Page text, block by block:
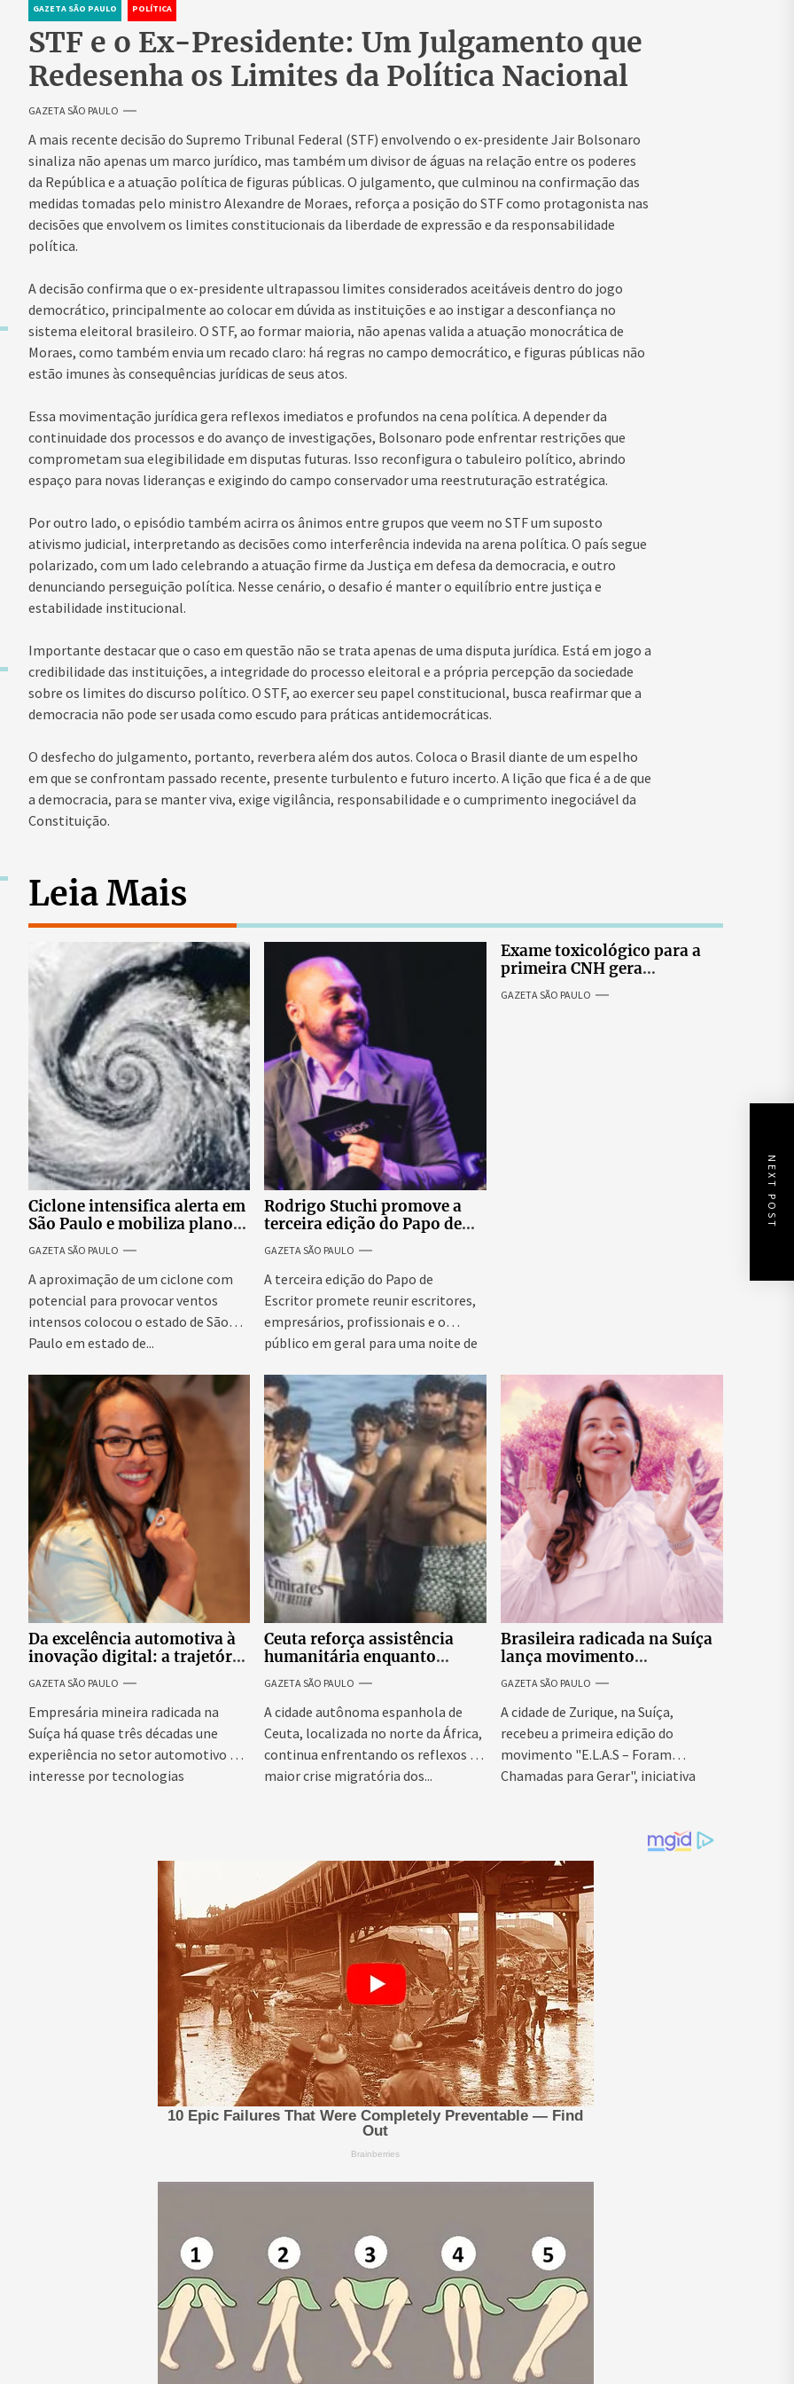
GAZETA SÃO PAULO POLÍTICA
STF e o Ex-Presidente: Um Julgamento que
Redesenha os Limites da Política Nacional
GAZETA SÃO PAULO
A mais recente decisão do Supremo Tribunal Federal (STF) envolvendo o ex-presidente Jair Bolsonaro
sinaliza não apenas um marco jurídico, mas também um divisor de águas na relação entre os poderes
da República e a atuação política de figuras públicas. O julgamento, que culminou na confirmação das
medidas tomadas pelo ministro Alexandre de Moraes, reforça a posição do STF como protagonista nas
decisões que envolvem os limites constitucionais da liberdade de expressão e da responsabilidade
política.
A decisão confirma que o ex-presidente ultrapassou limites considerados aceitáveis dentro do jogo
democrático, principalmente ao colocar em dúvida as instituições e ao instigar a desconfiança no
sistema eleitoral brasileiro. O STF, ao formar maioria, não apenas valida a atuação monocrática de
Moraes, como também envia um recado claro: há regras no campo democrático, e figuras públicas não
estão imunes às consequências jurídicas de seus atos.
Essa movimentação jurídica gera reflexos imediatos e profundos na cena política. A depender da
continuidade dos processos e do avanço de investigações, Bolsonaro pode enfrentar restrições que
comprometam sua elegibilidade em disputas futuras. Isso reconfigura o tabuleiro político, abrindo
espaço para novas lideranças e exigindo do campo conservador uma reestruturação estratégica.
Por outro lado, o episódio também acirra os ânimos entre grupos que veem no STF um suposto
ativismo judicial, interpretando as decisões como interferência indevida na arena política. O país segue
polarizado, com um lado celebrando a atuação firme da Justiça em defesa da democracia, e outro
denunciando perseguição política. Nesse cenário, o desafio é manter o equilíbrio entre justiça e
estabilidade institucional.
Importante destacar que o caso em questão não se trata apenas de uma disputa jurídica. Está em jogo a
credibilidade das instituições, a integridade do processo eleitoral e a própria percepção da sociedade
sobre os limites do discurso político. O STF, ao exercer seu papel constitucional, busca reafirmar que a
democracia não pode ser usada como escudo para práticas antidemocráticas.
O desfecho do julgamento, portanto, reverbera além dos autos. Coloca o Brasil diante de um espelho
em que se confrontam passado recente, presente turbulento e futuro incerto. A lição que fica é a de que
a democracia, para se manter viva, exige vigilância, responsabilidade e o cumprimento inegociável da
Constituição.
NEXT POST
Leia Mais
Ciclone intensifica alerta em
São Paulo e mobiliza plano
emergencial para evitar
impactos no fornecimento
de energia
GAZETA SÃO PAULO
A aproximação de um ciclone com
potencial para provocar ventos
intensos colocou o estado de São
Paulo em estado de...
Rodrigo Stuchi promove a
terceira edição do Papo de
Escritor, podcast ao vivo que
reúne especialistas para
discutir saúde mental e
prosperidade.
GAZETA SÃO PAULO
A terceira edição do Papo de
Escritor promete reunir escritores,
empresários, profissionais e o
público em geral para uma noite de
Exame toxicológico para a
primeira CNH gera
denúncias de cortes
excessivos de cabelo e
GAZETA SÃO PAULO
Da excelência automotiva à
inovação digital: a trajetória
internacional da empresária
Adriene Silva
GAZETA SÃO PAULO
Empresária mineira radicada na
Suíça há quase três décadas une
experiência no setor automotivo e
interesse por tecnologias
Ceuta reforça assistência
humanitária enquanto
Espanha busca evitar nova
onda migratória
GAZETA SÃO PAULO
A cidade autônoma espanhola de
Ceuta, localizada no norte da África,
continua enfrentando os reflexos da
maior crise migratória dos...
Brasileira radicada na Suíça
lança movimento
internacional voltado ao
fortalecimento da identidade
feminina
GAZETA SÃO PAULO
A cidade de Zurique, na Suíça,
recebeu a primeira edição do
movimento "E.L.A.S – Foram
Chamadas para Gerar", iniciativa